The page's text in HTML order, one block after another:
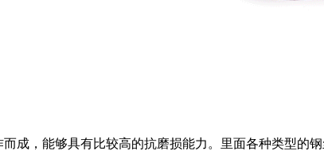
成，能够具有比较高的抗磨损能力。里面各种类型的